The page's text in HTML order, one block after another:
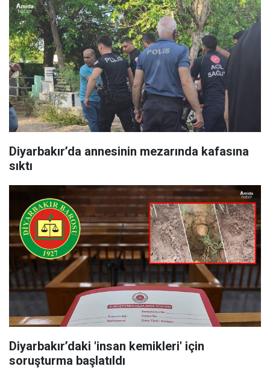
Diyarbakır’da annesinin mezarında kafasına
sıktı
Diyarbakır’daki 'insan kemikleri' için
soruşturma başlatıldı